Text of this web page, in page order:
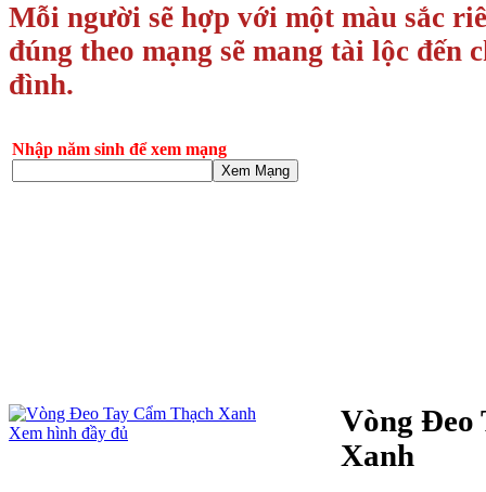
Mỗi người sẽ hợp với một màu sắc
đúng theo mạng sẽ mang tài lộc đến
đình.
Nhập năm sinh để xem mạng
Xem Mạng
Xem hình đầy đủ
Vòng Đeo
Xanh